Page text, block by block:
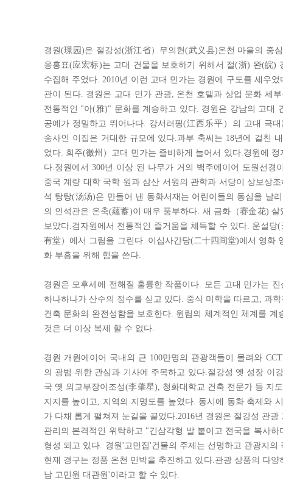
경원(璟园)은 절강성(浙江省）무의현(武义县)온천 마을의 중
응홍표(应宏标)는 고대 건물을 보호하기 위해서 절(浙) 완(皖)
수집해 주었다. 2010년 이런 고대 민가는 경원에 구도를 세우
관이 된다. 경원은 고대 민가 관광, 온천 호텔과 상업 문화 세
전통적인 "아(雅)" 문화를 계승하고 있다. 경원은 강남의 고대
공예가 정밀하고 뛰어나다. 강서러핑(江西乐平）의 고대 극
송사인 이집은 거대한 규모에 있다.과부 축씨는 18년에 걸친
었다. 회주(徽州）고대 민가는 즐비하게 늘어서 있다.경원에
다.정원에서 300년 이상 된 나무가 거의 백주에이어 도원선경
중국 계량 대학 국학 원과 삼산 서원의 관학과 서당이 상보상
석 탕탕(汤汤)은 만들어 낸 동화서재는 어린이들의 동심을 날
의 인석관은 온축(蘊蓄)이 매우 풍부하다. 새 금화（赛金花)
보았다.검자원에서 전통적인 즐거움을 체득할 수 있다. 운설
有堂）에서 그림을 그린다. 이십사간당(二十四间堂)에서 영화
화 부흥을 위해 힘을 쓴다.
경원은 모후세에 전해질 훌륭한 작품이다. 모든 고대 민가는
하나하나가 산수의 정수를 싣고 있다. 중식 미학을 따르고, 과
건축 문화의 완전성함을 보호한다. 원림의 체계적인 체계를 계
것은 더 이상 복제 할 수 없다.
경원 개원에이어 국내외 근 100만명의 관광객들이 몰려와
의 광범 위한 관심과 기사에 주목하고 있다.절강성 옛 성장 이
국 옛 외교부장이조성(李肇星), 청화대학교 건축 전문가 등 지
지지를 높이고, 지역의 지명도를 높였다. 동시에 동화 축제와
가 다채 롭게 펼쳐져 눈길을 끌었다.2016년 경원은 절강성 관
관리의 본격적인 위탁하고 "긴삼각형 발 붙이고 전국을 복사하
형성 되고 있다. 경원'고민집'건물의 주제는 선명하고 관광지의
현재 경구는 정품 온천 민박을 추진하고 있다.관광 상품의 다
남 고민원 대관원'이라고 할 수 있다.